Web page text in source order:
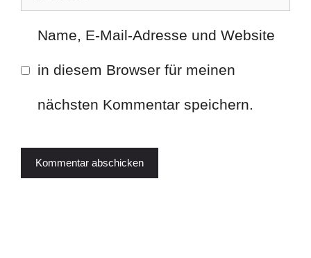
Name, E-Mail-Adresse und Website
in diesem Browser für meinen
nächsten Kommentar speichern.